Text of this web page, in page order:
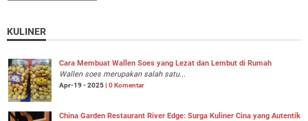
KULINER
Cara Membuat Wallen Soes yang Lezat dan Lembut di Rumah
Wallen soes merupakan salah satu...
Apr-19 - 2025 | 0 Komentar
China Garden Restaurant River Edge: Surga Kuliner Cina yang Autentik